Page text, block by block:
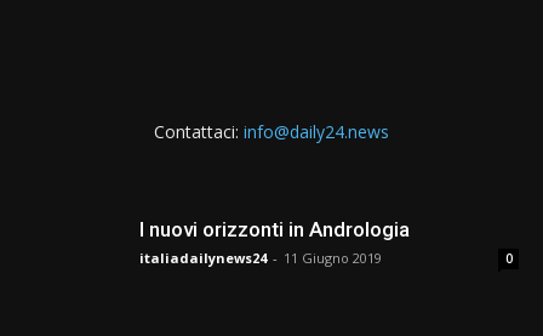
Contattaci: info@daily24.news
I nuovi orizzonti in Andrologia
italiadailynews24 - 11 Giugno 2019 0